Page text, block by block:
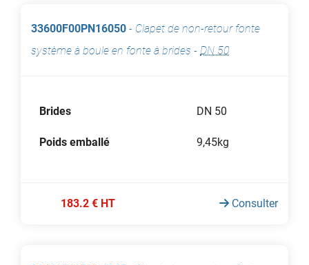
33600F00PN16050 - Clapet de non-retour fonte
système à boule en fonte à brides - DN 50
Brides DN 50
Poids emballé 9,45kg
183.2 € HT Consulter